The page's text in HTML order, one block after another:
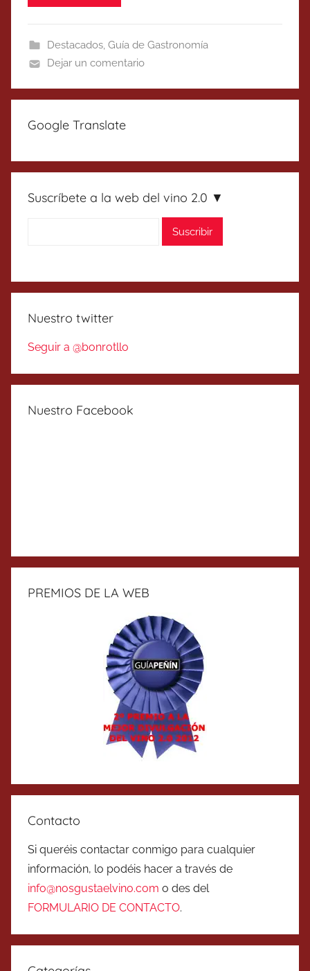
Destacados, Guía de Gastronomía
Dejar un comentario
Google Translate
Suscríbete a la web del vino 2.0 ▼
Nuestro twitter
Seguir a @bonrotllo
Nuestro Facebook
PREMIOS DE LA WEB
Contacto
Si queréis contactar conmigo para cualquier
información, lo podéis hacer a través de
info@nosgustaelvino.com o des del
FORMULARIO DE CONTACTO.